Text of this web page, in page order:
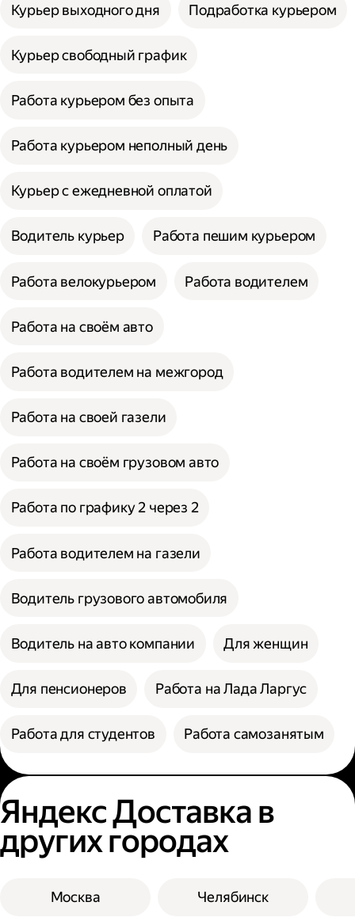
Курьер выходного дня Подработка курьером
Курьер свободный график
Работа курьером без опыта
Работа курьером неполный день
Курьер с ежедневной оплатой
Водитель курьер Работа пешим курьером
Работа велокурьером Работа водителем
Работа на своём авто
Работа водителем на межгород
Работа на своей газели
Работа на своём грузовом авто
Работа по графику 2 через 2
Работа водителем на газели
Водитель грузового автомобиля
Водитель на авто компании Для женщин
Для пенсионеров Работа на Лада Ларгус
Работа для студентов Работа самозанятым
Яндекс Доставка в
других городах
Москва Челябинск